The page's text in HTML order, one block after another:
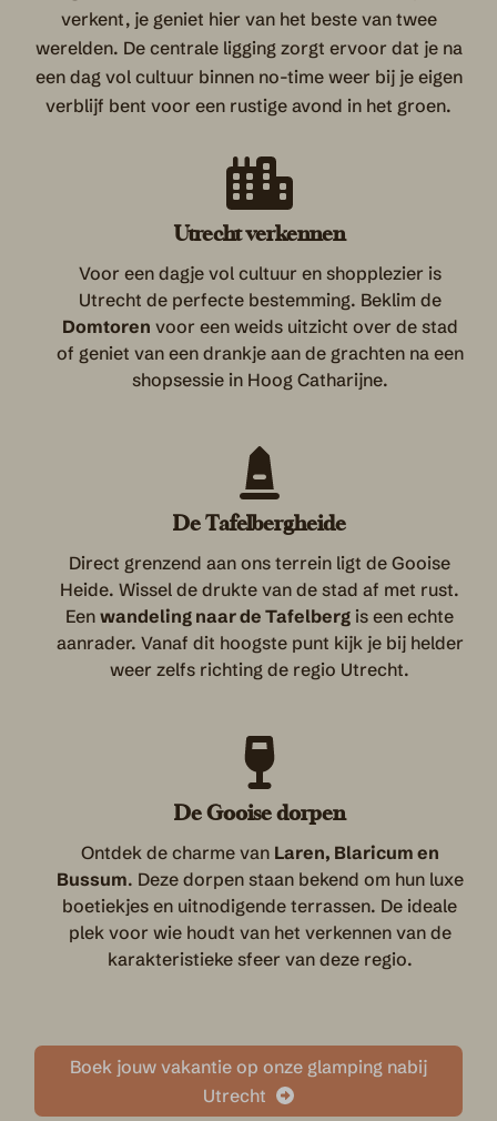
verkent, je geniet hier van het beste van twee
werelden. De centrale ligging zorgt ervoor dat je na
een dag vol cultuur binnen no-time weer bij je eigen
verblijf bent voor een rustige avond in het groen.
Utrecht verkennen
Voor een dagje vol cultuur en shopplezier is
Utrecht de perfecte bestemming. Beklim de
Domtoren voor een weids uitzicht over de stad
of geniet van een drankje aan de grachten na een
shopsessie in Hoog Catharijne.
De Tafelbergheide
Direct grenzend aan ons terrein ligt de Gooise
Heide. Wissel de drukte van de stad af met rust.
Een wandeling naar de Tafelberg is een echte
aanrader. Vanaf dit hoogste punt kijk je bij helder
weer zelfs richting de regio Utrecht.
De Gooise dorpen
Ontdek de charme van Laren, Blaricum en
Bussum. Deze dorpen staan bekend om hun luxe
boetiekjes en uitnodigende terrassen. De ideale
plek voor wie houdt van het verkennen van de
karakteristieke sfeer van deze regio.
Boek jouw vakantie op onze glamping nabij
Utrecht